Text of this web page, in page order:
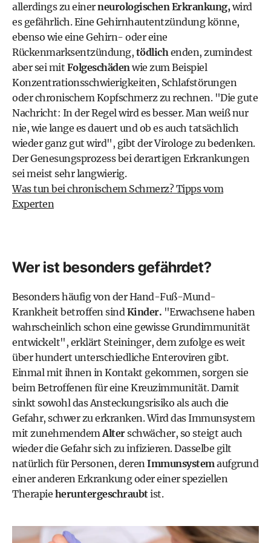
allerdings zu einerneurologischen Erkrankung,wird
es gefährlich. Eine Gehirnhautentzündung könne,
ebenso wie eine Gehirn- oder eine
Rückenmarksentzündung, tödlichenden, zumindest
aber sei mit Folgeschädenwie zum Beispiel
Konzentrationsschwierigkeiten, Schlafstörungen
oder chronischem Kopfschmerz zu rechnen. "Die gute
Nachricht: In der Regel wird es besser. Man weiß nur
nie, wie lange es dauert und ob es auch tatsächlich
wieder ganz gut wird", gibt der Virologe zu bedenken.
Der Genesungsprozess bei derartigen Erkrankungen
sei meist sehr langwierig.
Was tun bei chronischem Schmerz? Tipps vom
Experten
Wer ist besonders gefährdet?
Besonders häufig von der Hand-Fuß-Mund-
Krankheit betroffen sindKinder. "Erwachsene haben
wahrscheinlich schon eine gewisse Grundimmunität
entwickelt", erklärt Steininger, dem zufolge es weit
über hundert unterschiedliche Enteroviren gibt.
Einmal mit ihnen in Kontakt gekommen, sorgen sie
beim Betroffenen für eine Kreuzimmunität. Damit
sinkt sowohl das Ansteckungsrisiko als auch die
Gefahr, schwer zu erkranken. Wird das Immunsystem
mit zunehmendemAlterschwächer, so steigt auch
wieder die Gefahr sich zu infizieren. Dasselbe gilt
natürlich für Personen, derenImmunsystemaufgrund
einer anderen Erkrankung oder einer speziellen
Therapie heruntergeschraubtist.